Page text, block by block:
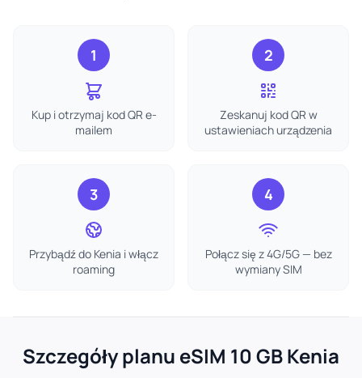
1
Kup i otrzymaj kod QR e-
mailem
2
Zeskanuj kod QR w
ustawieniach urządzenia
3
Przybądź do Kenia i włącz
roaming
4
Połącz się z 4G/5G — bez
wymiany SIM
Szczegóły planu eSIM 10 GB Kenia